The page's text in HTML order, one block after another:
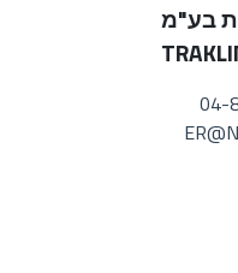
בע"מ
04-